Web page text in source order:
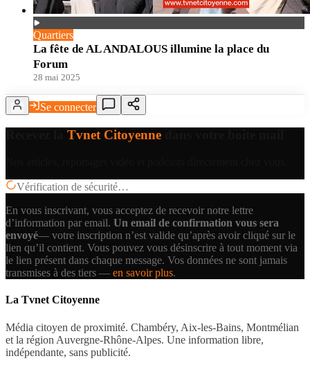
Quartiers
La fête de AL ANDALOUS illumine la place du
Forum
28 mai 2025
Se connecter
Tvnet Citoyenne
Vérification de sécurité…
En vous inscrivant, vous acceptez de recevoir notre lettre
d’information par email. Un email de confirmation vous sera
envoyé— votre inscription n’est valide qu’après avoir cliqué sur le
lien qu’il contient. Vous pouvez vous désinscrire à tout moment via
le lien présent dans chaque message. Vos données ne sont jamais
transmises à des tiers — en savoir plus.
La Tvnet Citoyenne
Média citoyen de proximité. Chambéry, Aix-les-Bains, Montmélian
et la région Auvergne-Rhône-Alpes. Une information libre,
indépendante, sans publicité.